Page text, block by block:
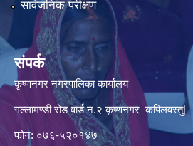
सार्वजनिक परीक्षण
संपर्क
कृष्णनगर नगरपालिका कार्यालय
गल्लामण्डी रोड वार्ड न.२ कृष्णनगर कपिलवस्तु|
फोन: ०७६-५२०१४७